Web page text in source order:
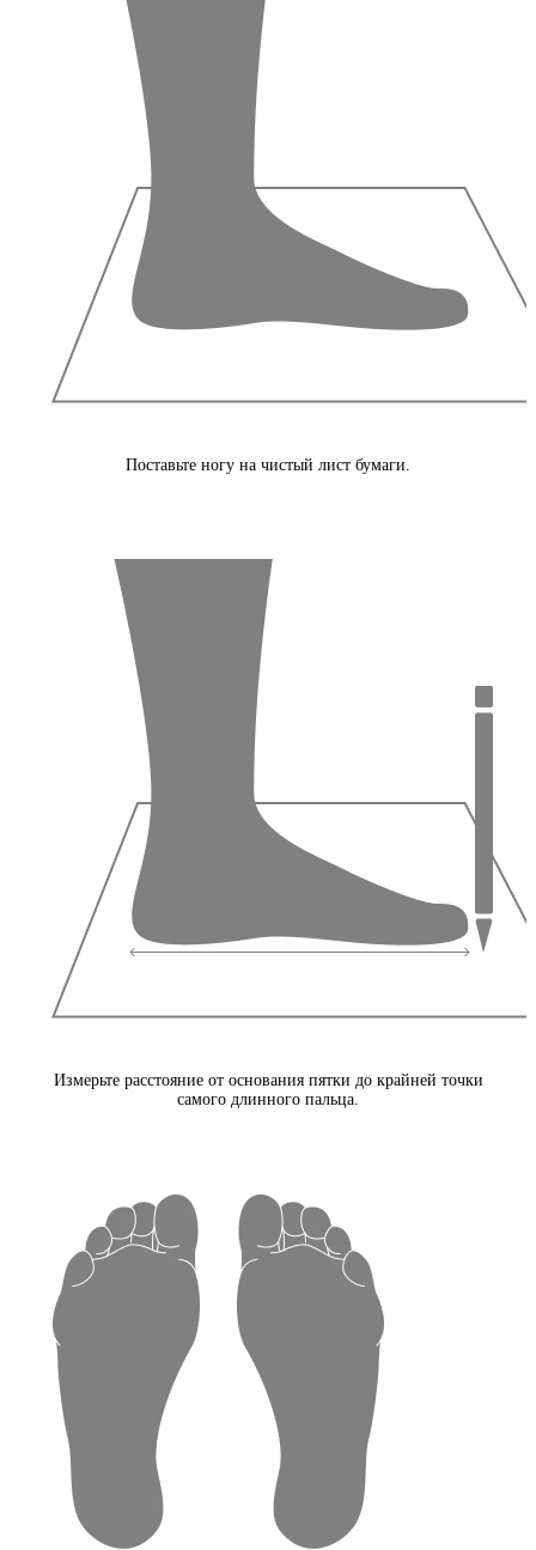
Поставьте ногу на чистый лист бумаги.
Измерьте расстояние от основания пятки до крайней точки
самого длинного пальца.